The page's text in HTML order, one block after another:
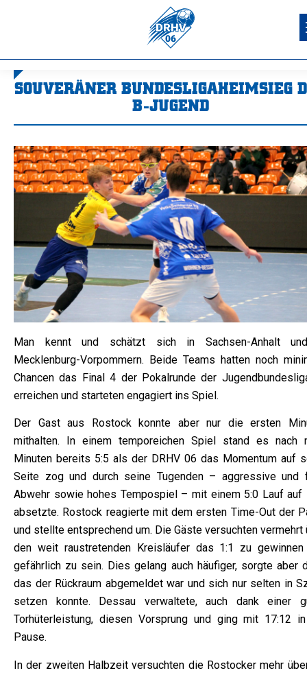
SOUVERÄNER BUNDESLIGAHEIMSIEG
B-JUGEND
Man kennt und schätzt sich in Sachsen-Anhalt
Mecklenburg-Vorpommern. Beide Teams hatten noch
Chancen das Final 4 der Pokalrunde der
erreichen und starteten engagiert ins Spiel.
Der Gast aus Rostock konnte aber nur die ersten
mithalten. In einem temporeichen Spiel stand es nach
Minuten bereits 5:5 als der DRHV 06 das Momentum auf
Seite zog und durch seine Tugenden – aggressive und
Abwehr sowie hohes Tempospiel – mit einem 5:0 Lauf auf
absetzte. Rostock reagierte mit dem ersten Time-Out der
und stellte entsprechend um. Die Gäste versuchten vermehrt
den weit raustretenden Kreisläufer das 1:1 zu gewinnen
gefährlich zu sein. Dies gelang auch häufiger, sorgte aber
das der Rückraum abgemeldet war und sich nur selten in
setzen konnte. Dessau verwaltete, auch dank einer
Torhüterleistung, diesen Vorsprung und ging mit 17:12
Pause.
In der zweiten Halbzeit versuchten die Rostocker mehr